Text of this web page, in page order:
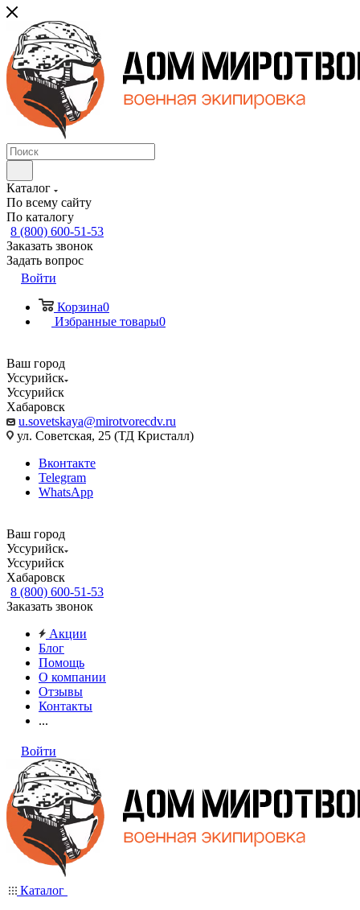
Каталог
По всему сайту
По каталогу
8 (800) 600-51-53
Заказать звонок
Задать вопрос
Войти
Корзина0
Избранные товары0
Ваш город
Уссурийск
Уссурийск
Хабаровск
u.sovetskaya@mirotvorecdv.ru
ул. Советская, 25 (ТД Кристалл)
Вконтакте
Telegram
WhatsApp
Ваш город
Уссурийск
Уссурийск
Хабаровск
8 (800) 600-51-53
Заказать звонок
Акции
Блог
Помощь
О компании
Отзывы
Контакты
...
Войти
Каталог